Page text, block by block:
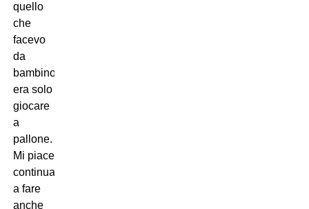
quello
che
facevo
da
bambino
era solo
giocare
a
pallone.
Mi piace
continuarlo
a fare
anche